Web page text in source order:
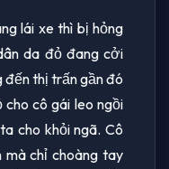
lái xe thì bị hỏng
da đỏ đang cởi
đến thị trấn gần đó
cô gái leo ngồi
cho khỏi ngã. Cô
mà chỉ choàng tay